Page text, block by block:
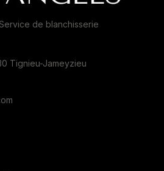
de blanchisserie
Tignieu-Jameyzieu